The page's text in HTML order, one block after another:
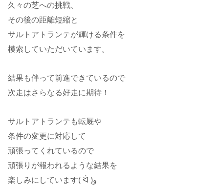
久々の芝への挑戦、
その後の距離短縮と
サルトアトランテが輝ける条件を
模索していただいています。
結果も伴って前進できているので
次走はさらなる好走に期待！
サルトアトランテも転厩や
条件の変更に対応して
頑張ってくれているので
頑張りが報われるような結果を
楽しみにしています( ᐛ )و